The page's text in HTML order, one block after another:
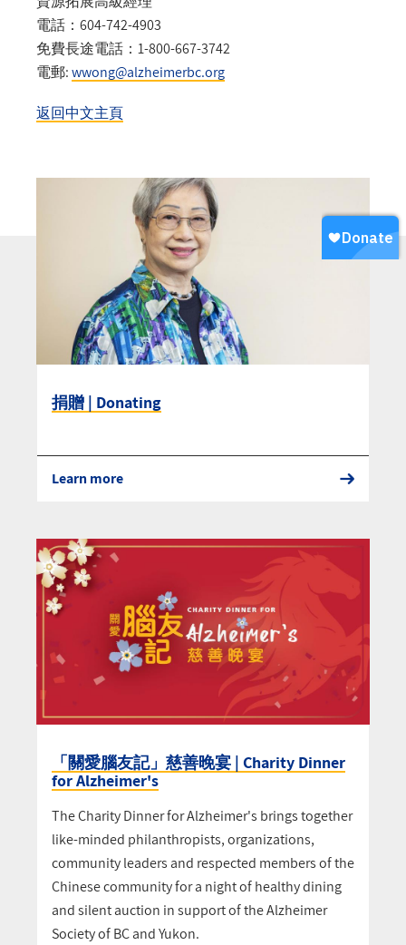
電話：604-742-4903
免費長途電話：1-800-667-3742
電郵:wwong@alzheimerbc.org
返回中文主頁
捐贈 | Donating
Learn more
「關愛腦友記」慈善晚宴 | Charity Dinner
for Alzheimer's
The Charity Dinner for Alzheimer's brings together
like-minded philanthropists, organizations,
community leaders and respected members of the
Chinese community for a night of healthy dining
and silent auction in support of the Alzheimer
Society of BC and Yukon.